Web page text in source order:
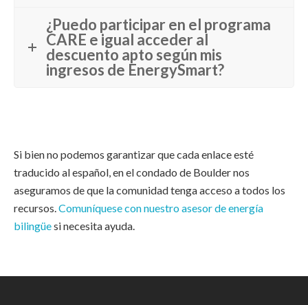
¿Puedo participar en el programa
CARE e igual acceder al
descuento apto según mis
ingresos de EnergySmart?
Si bien no podemos garantizar que cada enlace esté
traducido al español, en el condado de Boulder nos
aseguramos de que la comunidad tenga acceso a todos los
recursos.Comuníquese con nuestro asesor de energía
bilingüesi necesita ayuda.